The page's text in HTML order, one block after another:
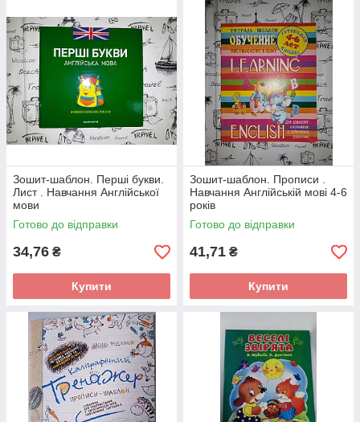
Зошит-шаблон. Перші букви.
Лист . Навчання Англійської
мови
Готово до відправки
34,76 ₴
Купити
Зошит-шаблон. Прописи .
Навчання Англійській мові 4-6
років
Готово до відправки
41,71 ₴
Купити